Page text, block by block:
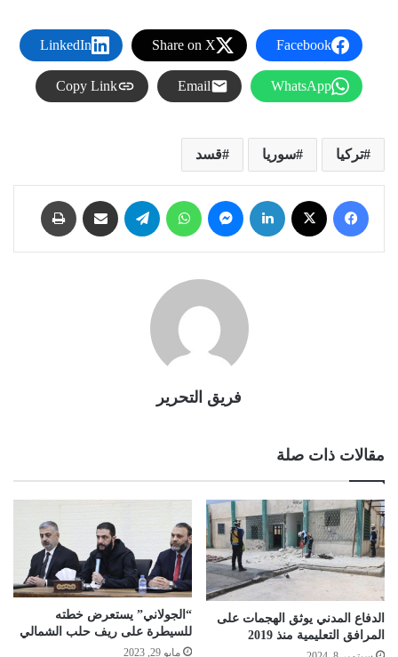
Facebook
Share on X
LinkedIn
WhatsApp
Email
Copy Link
تركيا سوريا قسد
فيسبوك لينكدإن ماسنجر واتساب تيلقرام مشاركة عبر البريد
فريق التحرير
مقالات ذات صلة
الدفاع المدني يوثق الهجمات على
المرافق التعليمية منذ 2019
“الجولاني” يستعرض خطته
للسيطرة على ريف حلب الشمالي
مايو 29, 2023